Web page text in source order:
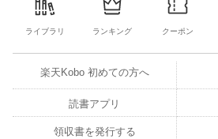
ライブラリ ランキング クーポン
楽天Kobo 初めての方へ
読書アプリ
領収書を発行する